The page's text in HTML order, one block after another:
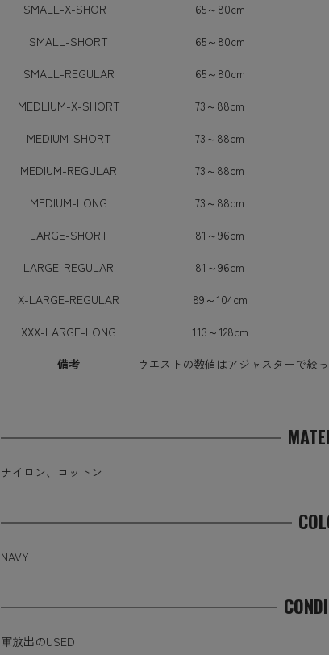
SMALL-X-SHORT 65～80cm
SMALL-SHORT
65～80cm
SMALL-REGULAR
65～80cm
MEDLIUM-X-SHORT
73～88cm
MEDIUM-SHORT
73～88cm
MEDIUM-REGULAR
73～88cm
MEDIUM-LONG
73～88cm
LARGE-SHORT
81～96cm
LARGE-REGULAR
81～96cm
X-LARGE-REGULAR
89～104cm
XXX-LARGE-LONG
113～128cm
備考
ウエストの数値はアジャスターで絞
ナイロン、コットン
NAVY
軍放出のUSED